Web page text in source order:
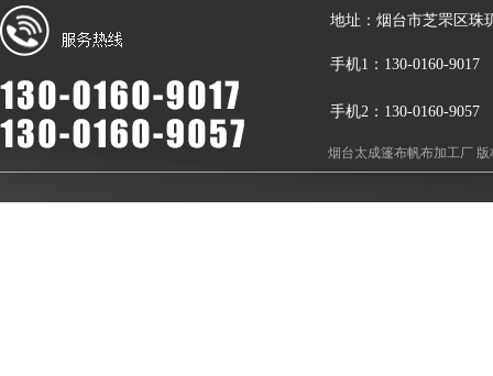
地址：烟台市芝罘区珠
手机1：130-0160-9017
手机2：130-0160-9057
烟台太成篷布帆布加工厂